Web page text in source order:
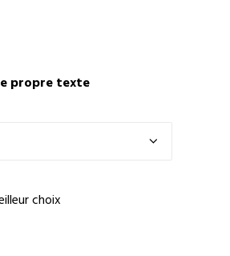
propre texte
choix